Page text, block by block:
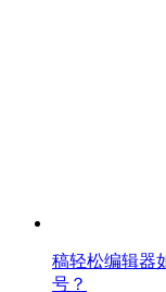
稿轻松编辑器
号？